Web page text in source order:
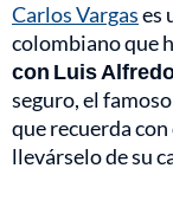
Carlos Vargases
colombiano que
con Luis
seguro, el
que recuerda
llevárselo de su